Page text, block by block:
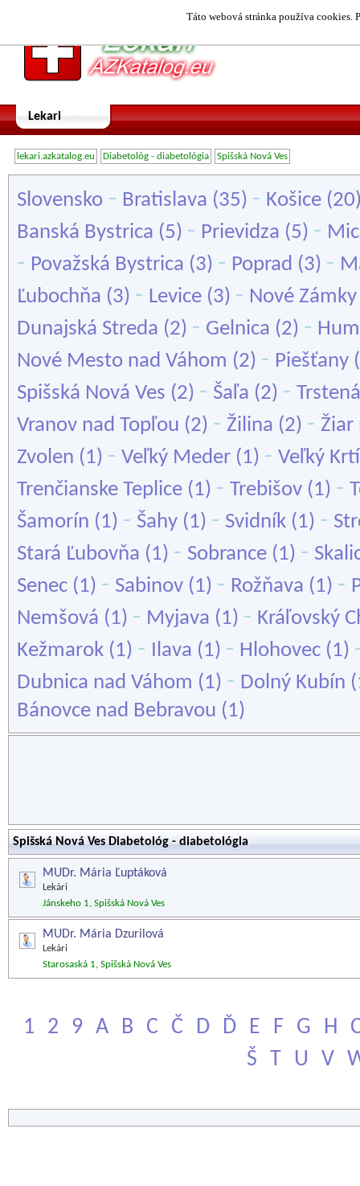
Táto webová stránka používa cookies.
Lekari
lekari.azkatalog.eu Diabetológ - diabetológia Spišská Nová Ves
Slovensko - Bratislava (35) - Košice
Banská Bystrica (5) - Prievidza (5) -
- Považská Bystrica (3) - Poprad (3) -
Ľubochňa (3) - Levice (3) - Nové Zámky
Dunajská Streda (2) - Gelnica (2) -
Nové Mesto nad Váhom (2) - Piešťany
Spišská Nová Ves (2) - Šaľa (2) - Trstená
Vranov nad Topľou (2) - Žilina (2) - Žiar
Zvolen (1) - Veľký Meder (1) - Veľký
Trenčianske Teplice (1) - Trebišov (1) -
Šamorín (1) - Šahy (1) - Svidník (1) -
Stará Ľubovňa (1) - Sobrance (1) -
Senec (1) - Sabinov (1) - Rožňava (1) -
Nemšová (1) - Myjava (1) - Kráľovský
Kežmarok (1) - Ilava (1) - Hlohovec (1)
Dubnica nad Váhom (1) - Dolný Kubín
Bánovce nad Bebravou (1)
Spišská Nová Ves Diabetológ - diabetológia
MUDr. Mária Ľuptáková
Lekári
Jánskeho 1, Spišská Nová Ves
MUDr. Mária Dzurilová
Lekári
Starosaská 1, Spišská Nová Ves
1 2 9 A B C Č D Ď E F G H
Š
T U V